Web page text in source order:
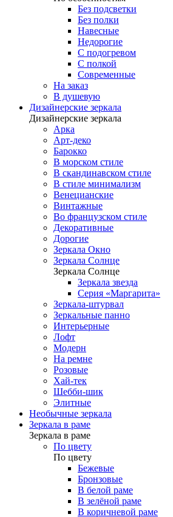
Без подсветки
Без полки
Навесные
Недорогие
С подогревом
С полкой
Современные
На заказ
В душевую
Дизайнерские зеркала
Дизайнерские зеркала
Арка
Арт-деко
Барокко
В морском стиле
В скандинавском стиле
В стиле минимализм
Венецианские
Винтажные
Во французском стиле
Декоративные
Дорогие
Зеркала Окно
Зеркала Солнце
Зеркала Солнце
Зеркала звезда
Серия «Маргарита»
Зеркала-штурвал
Зеркальные панно
Интерьерные
Лофт
Модерн
На ремне
Розовые
Хай-тек
Шебби-шик
Элитные
Необычные зеркала
Зеркала в раме
Зеркала в раме
По цвету
По цвету
Бежевые
Бронзовые
В белой раме
В зелёной раме
В коричневой раме